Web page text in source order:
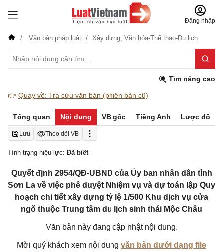
Đăng nhập
Văn bản pháp luật Xây dựng, Văn hóa-Thể thao-Du lịch
Tìm nâng cao
👉 Quay về: Tra cứu văn bản (phiên bản cũ)
Tổng quan Nội dung VB gốc Tiếng Anh Lược đồ
Lưu Theo dõi VB
Tình trạng hiệu lực: Đã biết
Quyết định 2954/QĐ-UBND của Ủy ban nhân dân tỉnh
Sơn La về việc phê duyệt Nhiệm vụ và dự toán lập Quy
hoạch chi tiết xây dựng tỷ lệ 1/500 Khu dịch vụ cửa
ngõ thuộc Trung tâm du lịch sinh thái Mộc Châu
Văn bản này đang cập nhật nội dung.
Mời quý khách xem nội dung văn bản dưới dạng file